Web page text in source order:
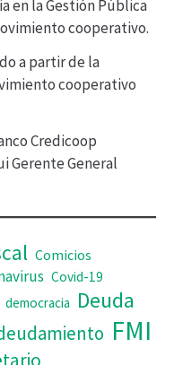
en la Gestión Pública
cooperativo.
a partir de la
cooperativo
Credicoop
Gerente General
Comicios
Covid-19
democracia Deuda
FMI